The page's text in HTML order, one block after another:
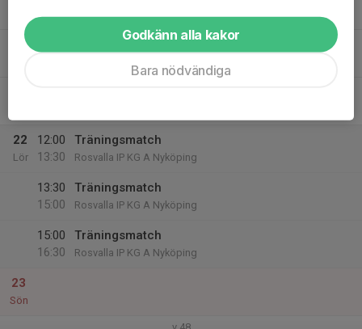
20
22
Lör
12:00
13:30
Träningsmatch
Rosvalla IP KG A Nyköping
13:30
15:00
Träningsmatch
Rosvalla IP KG A Nyköping
15:00
16:30
Träningsmatch
Rosvalla IP KG A Nyköping
23
Sön
Godkänn alla kakor
Bara nödvändiga